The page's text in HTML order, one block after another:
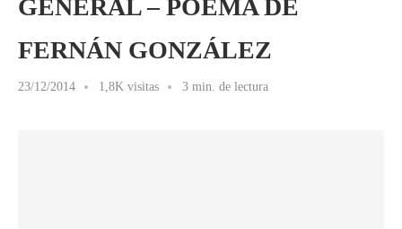
GENERAL – POEMA DE
FERNÁN GONZÁLEZ
23/12/2014 1,8K visitas 3 min. de lectura